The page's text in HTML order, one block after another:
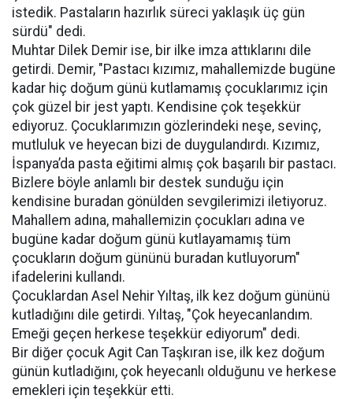
istedik. Pastaların hazırlık süreci yaklaşık üç gün
sürdü" dedi.
Muhtar Dilek Demir ise, bir ilke imza attıklarını dile
getirdi. Demir, "Pastacı kızımız, mahallemizde bugüne
kadar hiç doğum günü kutlamamış çocuklarımız için
çok güzel bir jest yaptı. Kendisine çok teşekkür
ediyoruz. Çocuklarımızın gözlerindeki neşe, sevinç,
mutluluk ve heyecan bizi de duygulandırdı. Kızımız,
İspanya’da pasta eğitimi almış çok başarılı bir pastacı.
Bizlere böyle anlamlı bir destek sunduğu için
kendisine buradan gönülden sevgilerimizi iletiyoruz.
Mahallem adına, mahallemizin çocukları adına ve
bugüne kadar doğum günü kutlayamamış tüm
çocukların doğum gününü buradan kutluyorum"
ifadelerini kullandı.
Çocuklardan Asel Nehir Yıltaş, ilk kez doğum gününü
kutladığını dile getirdi. Yıltaş, "Çok heyecanlandım.
Emeği geçen herkese teşekkür ediyorum" dedi.
Bir diğer çocuk Agit Can Taşkıran ise, ilk kez doğum
günün kutladığını, çok heyecanlı olduğunu ve herkese
emekleri için teşekkür etti.